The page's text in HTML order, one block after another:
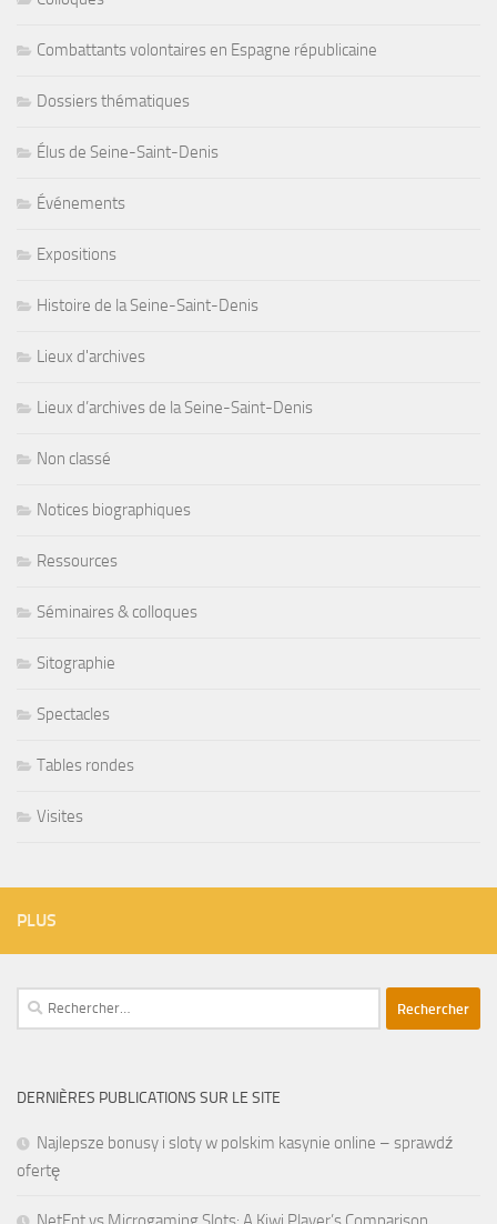
Combattants volontaires en Espagne républicaine
Dossiers thématiques
Élus de Seine-Saint-Denis
Événements
Expositions
Histoire de la Seine-Saint-Denis
Lieux d'archives
Lieux d’archives de la Seine-Saint-Denis
Non classé
Notices biographiques
Ressources
Séminaires & colloques
Sitographie
Spectacles
Tables rondes
Visites
PLUS
Rechercher :
DERNIÈRES PUBLICATIONS SUR LE SITE
Najlepsze bonusy i sloty w polskim kasynie online – sprawdź
ofertę